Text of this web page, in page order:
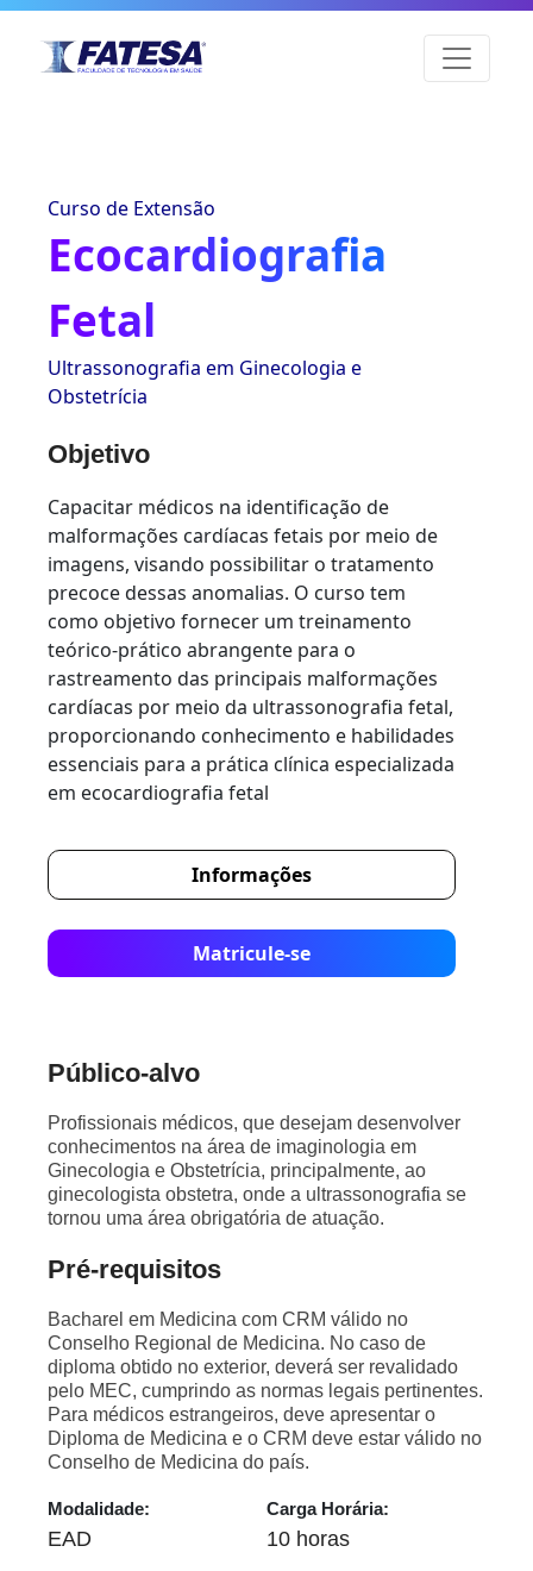
Curso de Extensão
Ecocardiografia
Fetal
Ultrassonografia em Ginecologia e
Obstetrícia
Objetivo
Capacitar médicos na identificação de
malformações cardíacas fetais por meio de
imagens, visando possibilitar o tratamento
precoce dessas anomalias. O curso tem
como objetivo fornecer um treinamento
teórico-prático abrangente para o
rastreamento das principais malformações
cardíacas por meio da ultrassonografia fetal,
proporcionando conhecimento e habilidades
essenciais para a prática clínica especializada
em ecocardiografia fetal
Informações
Matricule-se
Público-alvo
Profissionais médicos, que desejam desenvolver
conhecimentos na área de imaginologia em
Ginecologia e Obstetrícia, principalmente, ao
ginecologista obstetra, onde a ultrassonografia se
tornou uma área obrigatória de atuação.
Pré-requisitos
Bacharel em Medicina com CRM válido no
Conselho Regional de Medicina. No caso de
diploma obtido no exterior, deverá ser revalidado
pelo MEC, cumprindo as normas legais pertinentes.
Para médicos estrangeiros, deve apresentar o
Diploma de Medicina e o CRM deve estar válido no
Conselho de Medicina do país.
Modalidade:
EAD
Carga Horária:
10 horas